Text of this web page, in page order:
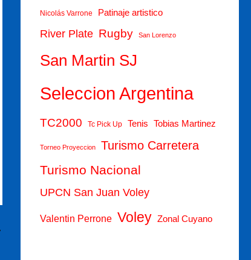
Nicolás Varrone Patinaje artistico
River Plate Rugby San Lorenzo
San Martin SJ
Seleccion Argentina
TC2000 Tc Pick Up Tenis Tobias Martinez
Torneo Proyeccion Turismo Carretera
Turismo Nacional
UPCN San Juan Voley
Valentin Perrone Voley Zonal Cuyano